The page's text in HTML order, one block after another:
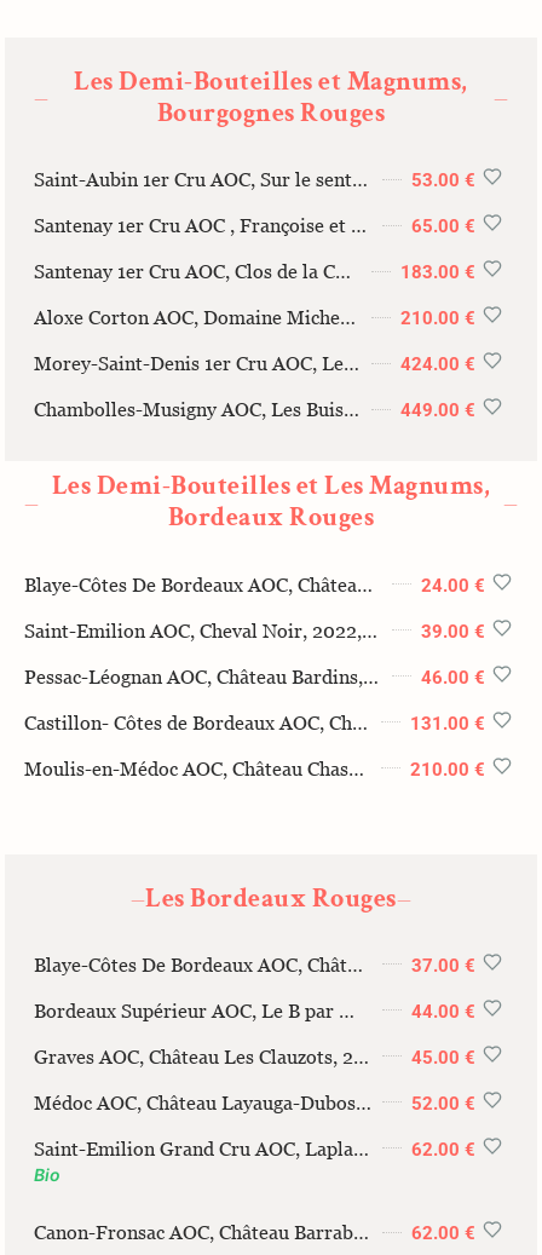
—
Les Demi-Bouteilles et Magnums,
Bourgognes Rouges
—
Saint-Aubin 1er Cru AOC, Sur le sentier du Clous, Françoise et Denis Clair, 2022, 37.5cl 53.00 €
Santenay 1er Cru AOC , Françoise et Denis Clair, 2022, 37.5cl 65.00 €
Santenay 1er Cru AOC, Clos de la Comme, Françoise et Denis Clair, 2019, 150cl 183.00 €
Aloxe Corton AOC, Domaine Michel Mallard ,2018 150cl 210.00 €
Morey-Saint-Denis 1er Cru AOC, Les Chaffots, Domaine Hubert Lignier, 2019, 150cl 424.00 €
Chambolles-Musigny AOC, Les Buissières, Domaine Hubert Lignier, 2019, 150cl 449.00 €
—
Les Demi-Bouteilles et Les Magnums,
Bordeaux Rouges
—
24.00 €
39.00 €
46.00 €
131.00 €
210.00 €
—Les Bordeaux Rouges—
Blaye-Côtes De Bordeaux AOC, Château Moulin De Grillet, 2022, 75cl 37.00 €
Bordeaux Supérieur AOC, Le B par Maucaillou, 2021, 75cl 44.00 €
Graves AOC, Château Les Clauzots, 2020, 75cl 45.00 €
Médoc AOC, Château Layauga-Duboscq, 2016, 75cl 52.00 €
Saint-Emilion Grand Cru AOC, Laplagnotte-Bellevue, 2019, 75cl 62.00 €
Bio
Canon-Fronsac AOC, Château Barrabaque, Prestige 2019 75cl 62.00 €